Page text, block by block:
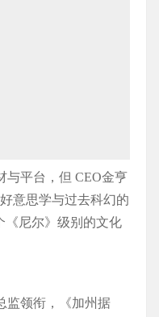
与平台，但 CEO金亨
意思学与过去科幻的
《尼尔》级别的文化
监领衔，《加州据